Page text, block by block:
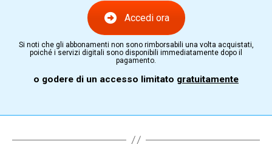
Accedi ora
Si noti che gli abbonamenti non sono rimborsabili una volta acquistati,
poiché i servizi digitali sono disponibili immediatamente dopo il
pagamento.
o godere di un accesso limitato gratuitamente